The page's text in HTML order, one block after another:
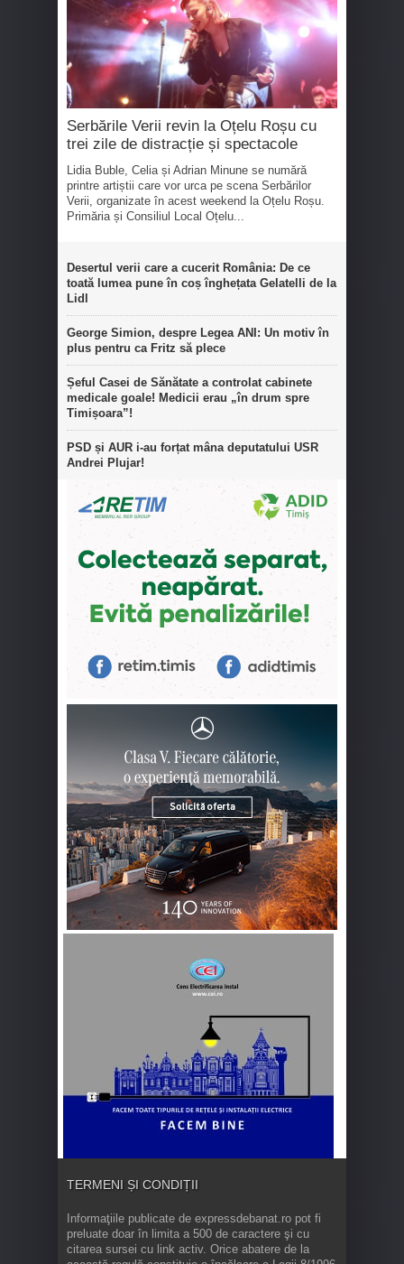
Serbările Verii revin la Oțelu Roșu cu
trei zile de distracție și spectacole
Lidia Buble, Celia și Adrian Minune se numără
printre artiștii care vor urca pe scena Serbărilor
Verii, organizate în acest weekend la Oțelu Roșu.
Primăria și Consiliul Local Oțelu...
Desertul verii care a cucerit România: De ce
toată lumea pune în coș înghețata Gelatelli de la
Lidl
George Simion, despre Legea ANI: Un motiv în
plus pentru ca Fritz să plece
Șeful Casei de Sănătate a controlat cabinete
medicale goale! Medicii erau „în drum spre
Timișoara”!
PSD și AUR i-au forțat mâna deputatului USR
Andrei Plujar!
TERMENI ȘI CONDIȚII
Informaţiile publicate de expressdebanat.ro pot fi
preluate doar în limita a 500 de caractere şi cu
citarea sursei cu link activ. Orice abatere de la